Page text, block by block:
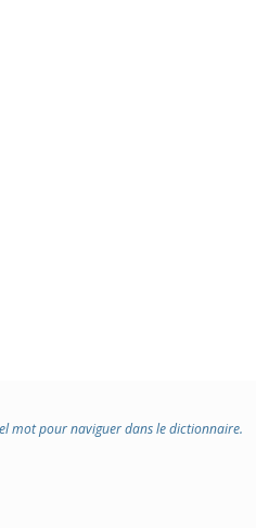
mot pour naviguer dans le dictionnaire.